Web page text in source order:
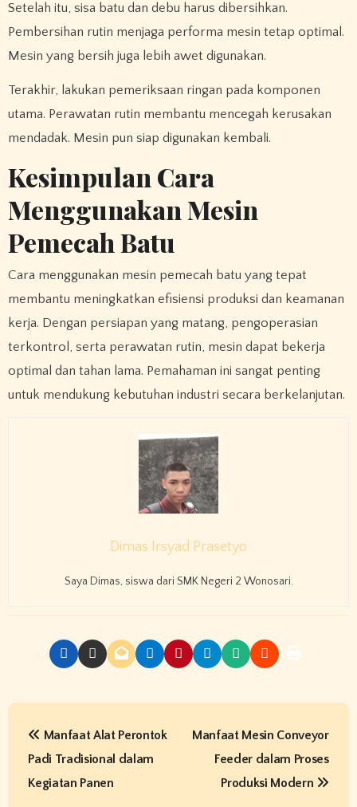
Setelah itu, sisa batu dan debu harus dibersihkan.
Pembersihan rutin menjaga performa mesin tetap optimal.
Mesin yang bersih juga lebih awet digunakan.
Terakhir, lakukan pemeriksaan ringan pada komponen
utama. Perawatan rutin membantu mencegah kerusakan
mendadak. Mesin pun siap digunakan kembali.
Kesimpulan Cara
Menggunakan Mesin
Pemecah Batu
Cara menggunakan mesin pemecah batu yang tepat
membantu meningkatkan efisiensi produksi dan keamanan
kerja. Dengan persiapan yang matang, pengoperasian
terkontrol, serta perawatan rutin, mesin dapat bekerja
optimal dan tahan lama. Pemahaman ini sangat penting
untuk mendukung kebutuhan industri secara berkelanjutan.
Dimas Irsyad Prasetyo
Saya Dimas, siswa dari SMK Negeri 2 Wonosari.
P
Manfaat Alat Perontok
Padi Tradisional dalam
Kegiatan Panen
Manfaat Mesin Conveyor
Feeder dalam Proses
Produksi Modern